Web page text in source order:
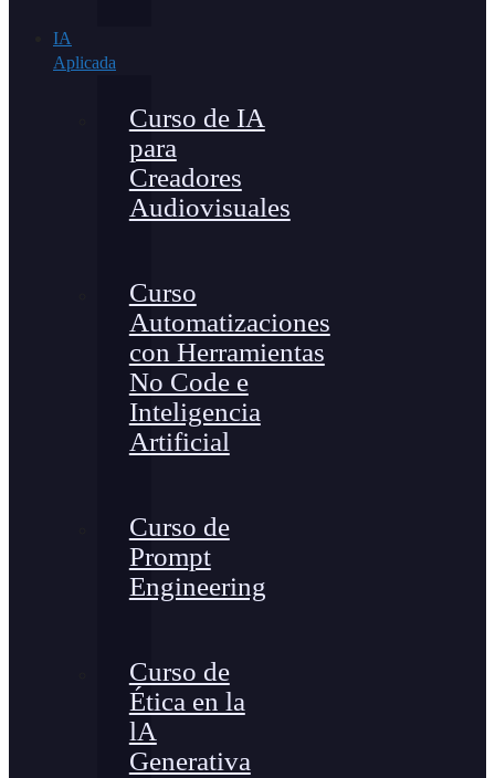
IA
Aplicada
Curso de IA
para
Creadores
Audiovisuales
Curso
Automatizaciones
con Herramientas
No Code e
Inteligencia
Artificial
Curso de
Prompt
Engineering
Curso de
Ética en la
lA
Generativa